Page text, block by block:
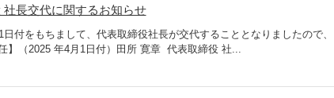
長交代に関するお知らせ
付をもちまして、代表取締役社長が交代することとなりましたので、
】（2025 年4月1日付）田所 寛章 代表取締役 社...